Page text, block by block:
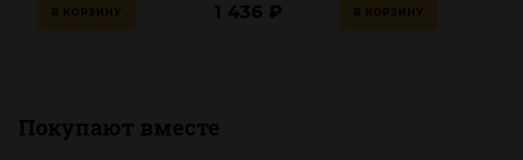
В КОРЗИНУ 1 436 ₽ В КОРЗИНУ
Покупают вместе